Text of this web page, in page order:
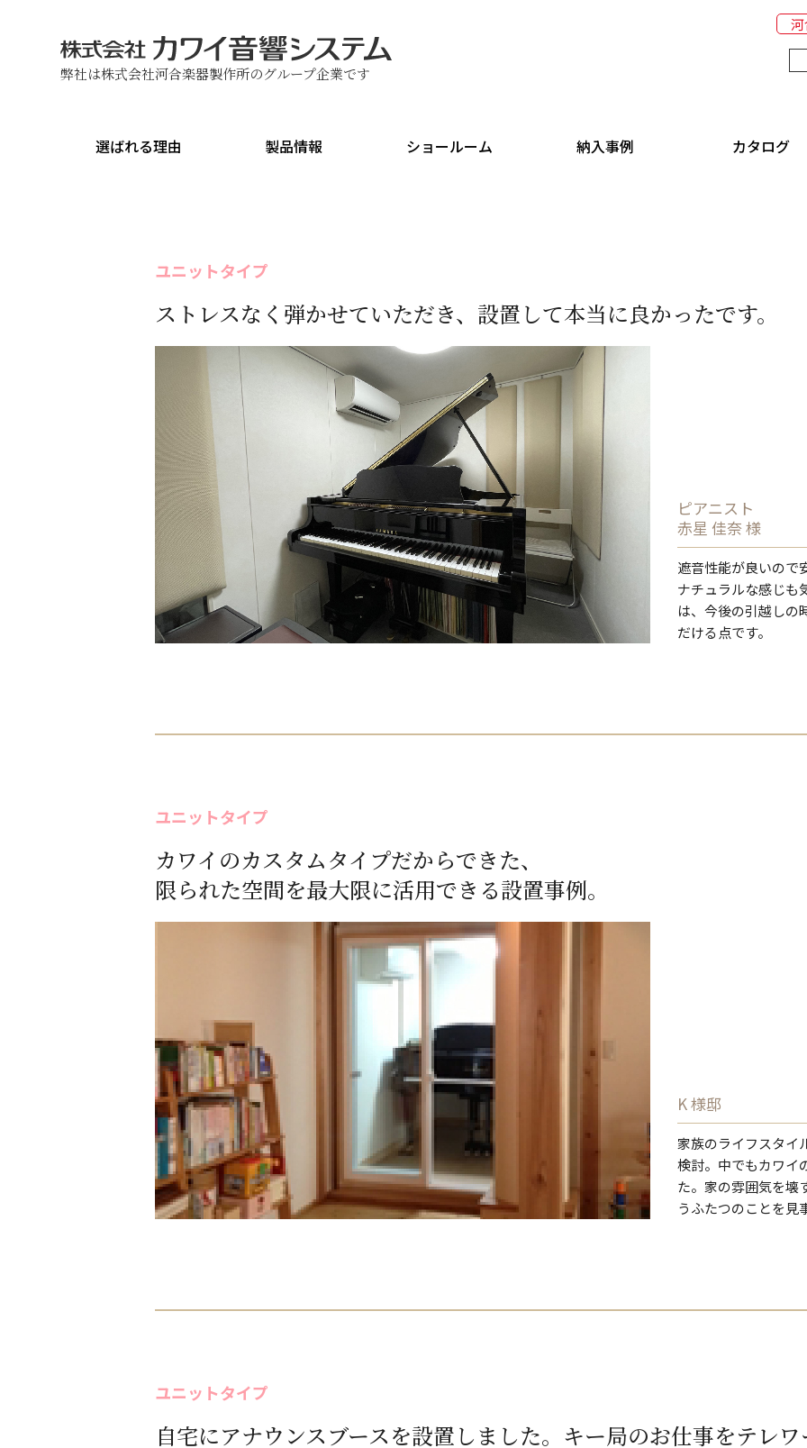
弊社は株式会社河合楽器製作所のグループ企業です
選ばれる理由 製品情報 ショールーム 納入事例 カタログ
ユニットタイプ
ストレスなく弾かせていただき、設置して本当に良かったです。
ピアニスト
赤星 佳奈 様
遮音性能が良いので
ナチュラルな感じも
は、今後の引越しの
だける点です。
ユニットタイプ
カワイのカスタムタイプだからできた、
限られた空間を最大限に活用できる設置事例。
K 様邸
家族のライフスタ
検討。中でもカワイ
た。家の雰囲気を壊
うふたつのことを見
ユニットタイプ
自宅にアナウンスブースを設置しました。キー局のお仕事をテレ